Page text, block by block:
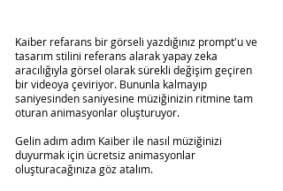
Kaiber refarans bir görseli yazdığınız prompt'u ve
tasarım stilini referans alarak yapay zeka
aracılığıyla görsel olarak sürekli değişim geçiren
bir videoya çeviriyor. Bununla kalmayıp
saniyesinden saniyesine müziğinizin ritmine tam
oturan animasyonlar oluşturuyor.
Gelin adım adım Kaiber ile nasıl müziğinizi
duyurmak için ücretsiz animasyonlar
oluşturacağınıza göz atalım.